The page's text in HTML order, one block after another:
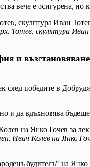
вече е осигурена, но
Тотев, скулптура
и
след победите в
и да вдъхновява
Иван Колев на Янко